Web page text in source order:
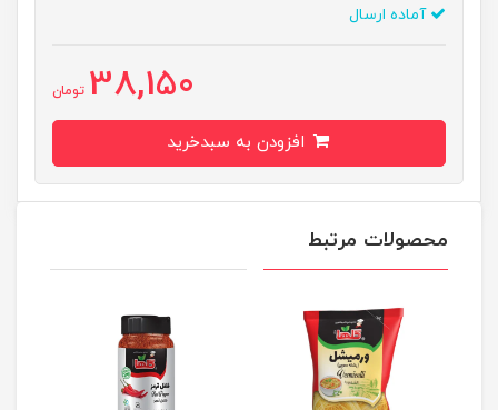
آماده ارسال
38,150 تومان
محصولات مرتبط